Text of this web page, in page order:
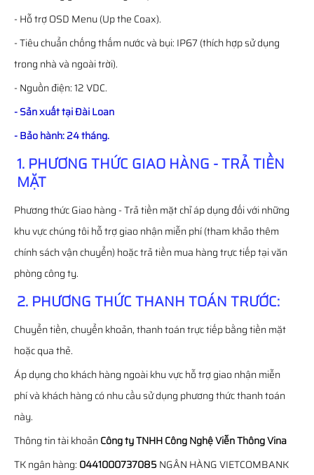
- Hỗ trợ OSD Menu (Up the Coax).
- Tiêu chuẩn chống thấm nước và bụi: IP67 (thích hợp sử dụng
trong nhà và ngoài trời).
- Nguồn điện: 12 VDC.
- Sản xuất tại Đài Loan
- Bảo hành: 24 tháng.
1. PHƯƠNG THỨC GIAO HÀNG - TRẢ TIỀN
MẶT
Phương thức Giao hàng - Trả tiền mặt chỉ áp dụng đối với những
khu vực chúng tôi hỗ trợ giao nhận miễn phí (tham khảo thêm
chính sách vận chuyển) hoặc trả tiền mua hàng trực tiếp tại văn
phòng công ty.
2. PHƯƠNG THỨC THANH TOÁN TRƯỚC:
Chuyển tiền, chuyển khoản, thanh toán trực tiếp bằng tiền mặt
hoặc qua thẻ.
Áp dụng cho khách hàng ngoài khu vực hỗ trợ giao nhận miễn
phí và khách hàng có nhu cầu sử dụng phương thức thanh toán
này.
Thông tin tài khoảnCông ty TNHH Công Nghệ Viễn Thông Vina
TK ngân hàng: 0441000737085NGÂN HÀNG VIETCOMBANK